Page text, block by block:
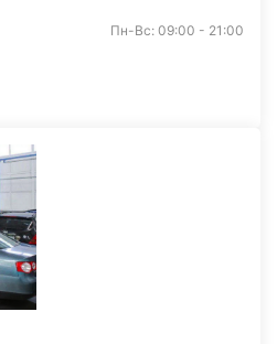
Пн-Вс: 09:00 - 21:00